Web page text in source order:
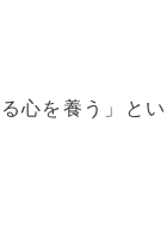
心を養う」と